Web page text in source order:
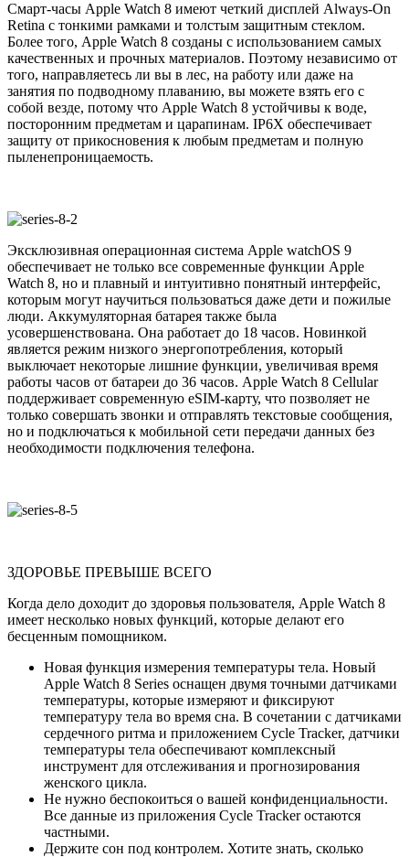
Смарт-часы Apple Watch 8 имеют четкий дисплей Always-On
Retina с тонкими рамками и толстым защитным стеклом.
Более того, Apple Watch 8 созданы с использованием самых
качественных и прочных материалов. Поэтому независимо от
того, направляетесь ли вы в лес, на работу или даже на
занятия по подводному плаванию, вы можете взять его с
собой везде, потому что Apple Watch 8 устойчивы к воде,
посторонним предметам и царапинам. IP6X обеспечивает
защиту от прикосновения к любым предметам и полную
пыленепроницаемость.
Эксклюзивная операционная система Apple watchOS 9
обеспечивает не только все современные функции Apple
Watch 8, но и плавный и интуитивно понятный интерфейс,
которым могут научиться пользоваться даже дети и пожилые
люди. Аккумуляторная батарея также была
усовершенствована. Она работает до 18 часов. Новинкой
является режим низкого энергопотребления, который
выключает некоторые лишние функции, увеличивая время
работы часов от батареи до 36 часов. Apple Watch 8 Cellular
поддерживает современную eSIM-карту, что позволяет не
только совершать звонки и отправлять текстовые сообщения,
но и подключаться к мобильной сети передачи данных без
необходимости подключения телефона.
ЗДОРОВЬЕ ПРЕВЫШЕ ВСЕГО
Когда дело доходит до здоровья пользователя, Apple Watch 8
имеет несколько новых функций, которые делают его
бесценным помощником.
Новая функция измерения температуры тела. Новый
Apple Watch 8 Series оснащен двумя точными датчиками
температуры, которые измеряют и фиксируют
температуру тела во время сна. В сочетании с датчиками
сердечного ритма и приложением Cycle Tracker, датчики
температуры тела обеспечивают комплексный
инструмент для отслеживания и прогнозирования
женского цикла.
Не нужно беспокоиться о вашей конфиденциальности.
Все данные из приложения Cycle Tracker остаются
частными.
Держите сон под контролем. Хотите знать, сколько